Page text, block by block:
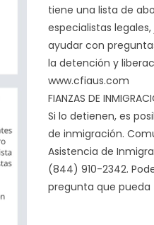
tiene una lista de
especialistas
ayudar con
la detención y
www.cfiaus.com
FIANZAS DE
Si lo detienen, es
de inmigración.
Asistencia de
(844) 910-2342.
pregunta que pueda